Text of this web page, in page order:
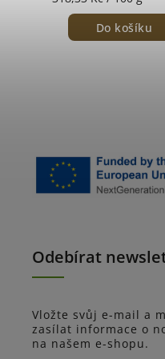
Do košíku
Odebírat
Vložte svůj e-mail a
zasílat informace o
na našem e-shopu.